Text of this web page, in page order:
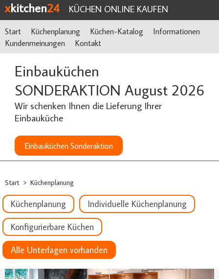
xkitchen24 KÜCHEN ONLINE KAUFEN
Start Küchenplanung Küchen-Katalog
Informationen
Kundenmeinungen
Kontakt
Einbauküchen
SONDERAKTION August 2026
Wir schenken Ihnen die Lieferung Ihrer
Einbauküche
Einbauküchen Sonderaktion
Start > Küchenplanung
Küchenplanung Individuelle Küchenplanung
Konfigurierbare Küchen
Alle Unterlagen vorhanden